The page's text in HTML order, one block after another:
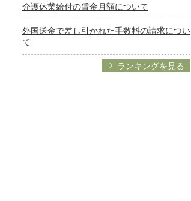
介護休業給付の賃金月額について
外国送金で差し引かれた手数料の請求につい
て
ランキングを見る